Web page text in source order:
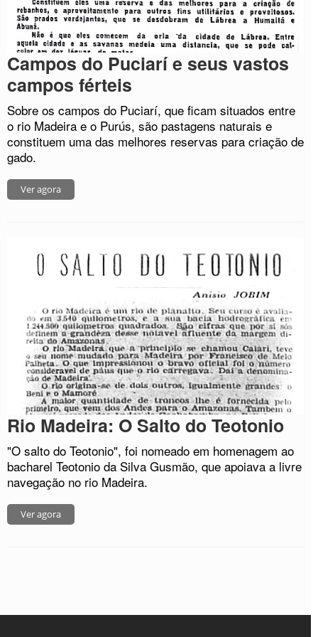
Campos do Puciarí e seus vastos
campos férteis
Sobre os campos do Puciarí, que ficam situados entre
o rio Madeira e o Purús, são pastagens naturais e
constituem uma das melhores reservas para criação de
gado.
Ver agora
Rio Madeira: O Salto do Teotonio
"O salto do Teotonio", foi nomeado em homenagem ao
bacharel Teotonio da Silva Gusmão, que apoiava a livre
navegação no rio Madeira.
Ver agora